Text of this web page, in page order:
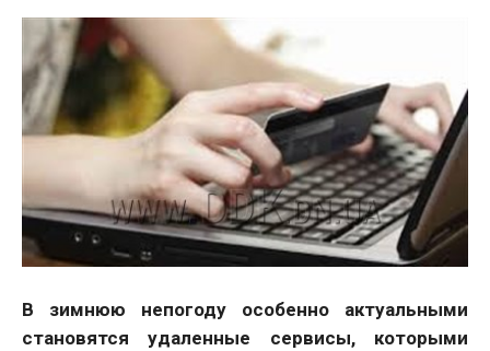
В зимнюю непогоду особенно актуальными
становятся удаленные сервисы, которыми